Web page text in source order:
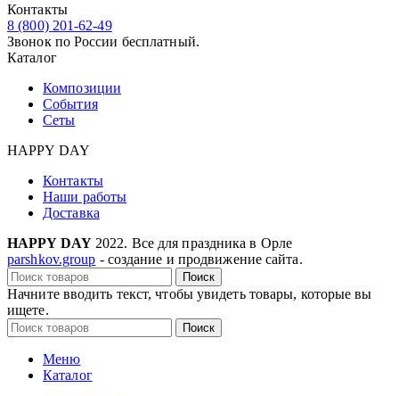
Контакты
8 (800) 201-62-49
Звонок по России бесплатный.
Каталог
Композиции
События
Сеты
HAPPY DAY
Контакты
Наши работы
Доставка
HAPPY DAY 2022. Все для праздника в Орле
parshkov.group - создание и продвижение сайта.
Поиск
Начните вводить текст, чтобы увидеть товары, которые вы
ищете.
Поиск
Меню
Каталог